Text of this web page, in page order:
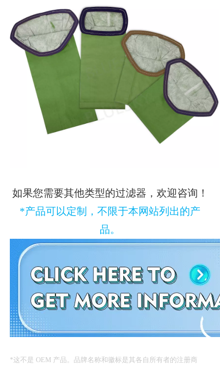
如果您需要其他类型的过滤器，欢迎咨询！
*产品可以定制，不限于本网站列出的产
品。
*这不是 OEM 产品。品牌名称和徽标是其各自所有者的注册商